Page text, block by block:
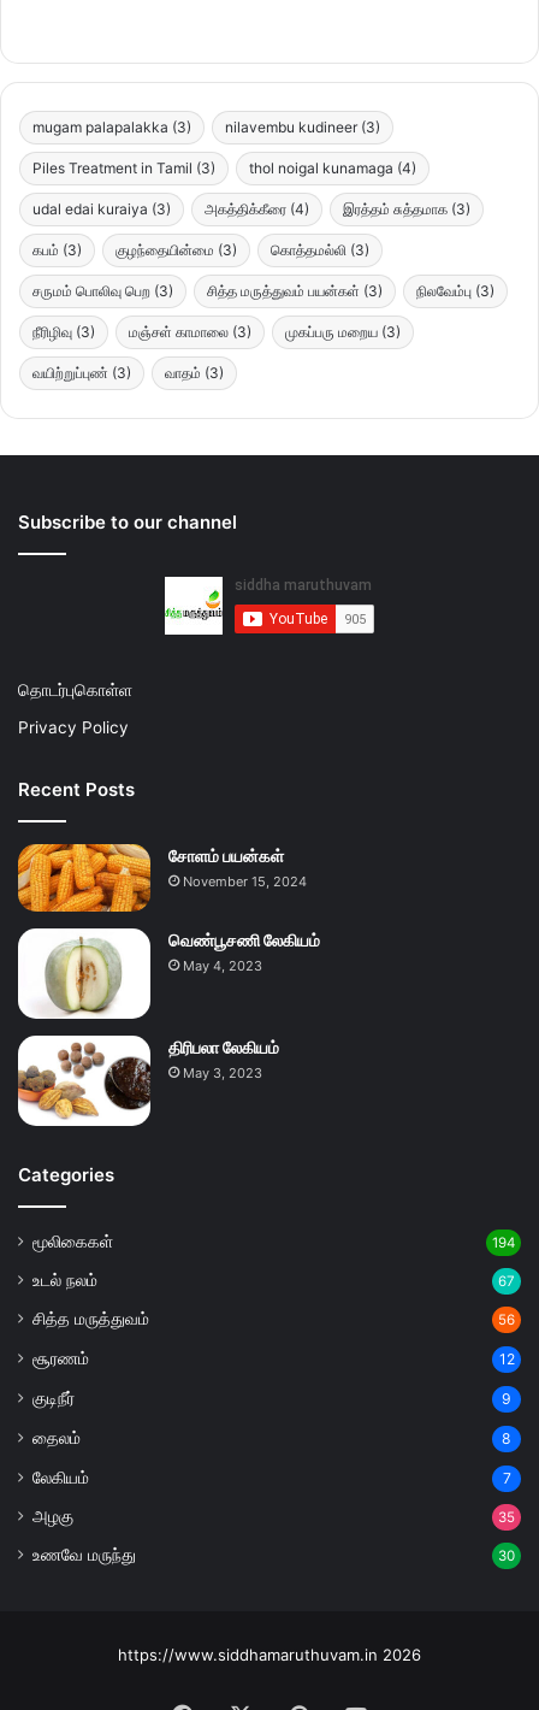
mugam palapalakka (3) nilavembu kudineer (3)
Piles Treatment in Tamil (3) thol noigal kunamaga (4)
udal edai kuraiya (3) அகத்திக்கீரை (4) இரத்தம் சுத்தமாக (3)
கபம் (3) குழந்தையின்மை (3) கொத்தமல்லி (3)
சருமம் பொலிவு பெற (3) சித்த மருத்துவம் பயன்கள் (3) நிலவேம்பு (3)
நீரிழிவு (3) மஞ்சள் காமாலை (3) முகப்பரு மறைய (3)
வயிற்றுப்புண் (3) வாதம் (3)
Subscribe to our channel
தொடர்புகொள்ள
Privacy Policy
Recent Posts
சோளம் பயன்கள்
November 15, 2024
வெண்பூசணி லேகியம்
May 4, 2023
திரிபலா லேகியம்
May 3, 2023
Categories
மூலிகைகள் 194
உடல் நலம் 67
சித்த மருத்துவம் 56
சூரணம் 12
குடிநீர் 9
தைலம் 8
லேகியம் 7
அழகு 35
உணவே மருந்து 30
https://www.siddhamaruthuvam.in 2026